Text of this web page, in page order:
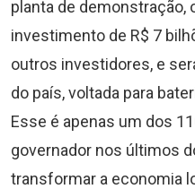
planta de demonstração,
investimento de R$ 7
outros investidores, e
do país, voltada para
Esse é apenas um dos
governador nos últimos
transformar a economia